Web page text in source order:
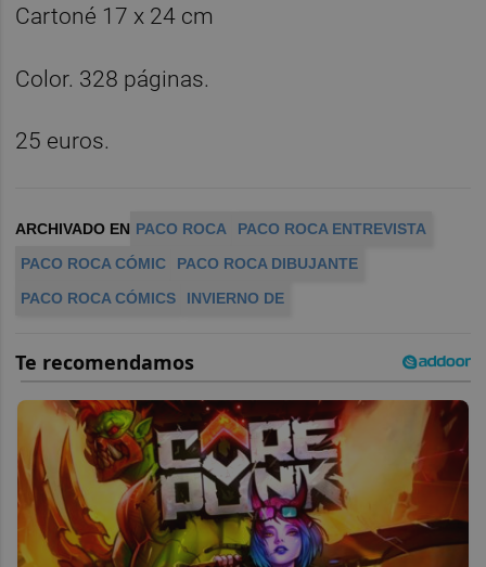
Cartoné 17 x 24 cm
Color. 328 páginas.
25 euros.
ARCHIVADO EN PACO ROCA
PACO ROCA ENTREVISTA
PACO ROCA CÓMIC
PACO ROCA DIBUJANTE
PACO ROCA CÓMICS
INVIERNO DE